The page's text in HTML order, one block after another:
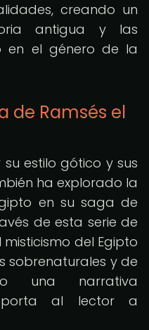
creando un
antigua y las
en el género de la
de Ramsés el
estilo gótico y sus
ha explorado la
en su saga de
de esta serie de
del Egipto
sobrenaturales y de
una narrativa
al lector a